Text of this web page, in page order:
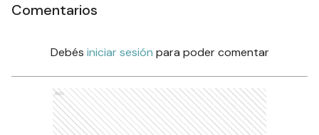
Comentarios
Debés iniciar sesión para poder comentar
Ads